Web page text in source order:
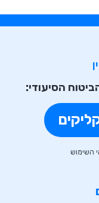
הסיעודי:
השימוש